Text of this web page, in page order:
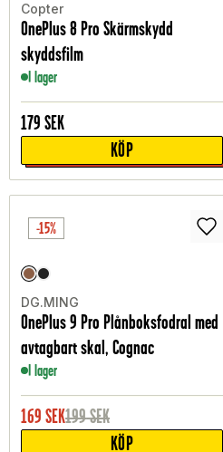
Copter
OnePlus 8 Pro Skärmskydd
skyddsfilm
I lager
179 SEK
KÖP
-15%
DG.MING
OnePlus 9 Pro Plånboksfodral med
avtagbart skal, Cognac
I lager
169 SEK199SEK
KÖP